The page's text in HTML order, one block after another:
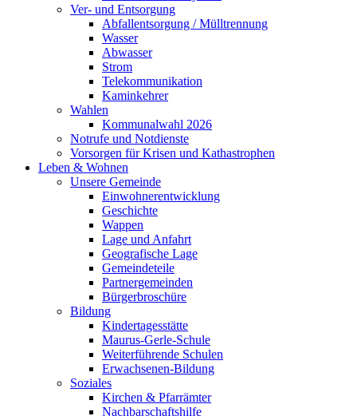
Ver- und Entsorgung
Abfallentsorgung / Mülltrennung
Wasser
Abwasser
Strom
Telekommunikation
Kaminkehrer
Wahlen
Kommunalwahl 2026
Notrufe und Notdienste
Vorsorgen für Krisen und Kathastrophen
Leben & Wohnen
Unsere Gemeinde
Einwohnerentwicklung
Geschichte
Wappen
Lage und Anfahrt
Geografische Lage
Gemeindeteile
Partnergemeinden
Bürgerbroschüre
Bildung
Kindertagesstätte
Maurus-Gerle-Schule
Weiterführende Schulen
Erwachsenen-Bildung
Soziales
Kirchen & Pfarrämter
Nachbarschaftshilfe